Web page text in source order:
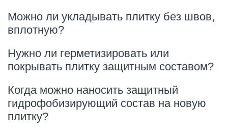
Можно ли укладывать плитку без швов,
вплотную?
Нужно ли герметизировать или
покрывать плитку защитным составом?
Когда можно наносить защитный
гидрофобизирующий состав на новую
плитку?